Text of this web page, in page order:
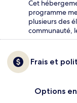
Cet
programme
plusieurs des
communauté,
Frais et
Options